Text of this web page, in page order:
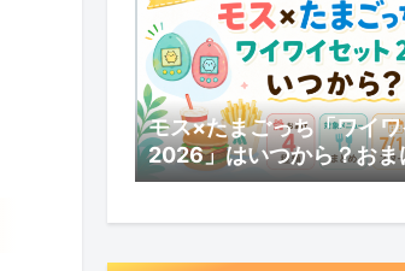
モス×たまごっち「ワイ
2026」はいつから？おま
対象メニューまとめ